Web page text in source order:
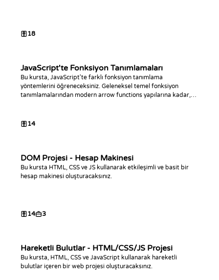
18
JavaScript'te Fonksiyon Tanımlamaları
Bu kursta, JavaScript'te farklı fonksiyon tanımlama
yöntemlerini öğreneceksiniz. Geleneksel temel fonksiyon
tanımlamalarından modern arrow functions yapılarına kadar,
14
DOM Projesi - Hesap Makinesi
Bu kursta HTML, CSS ve JS kullanarak etkileşimli ve basit bir
hesap makinesi oluşturacaksınız.
14 3
Hareketli Bulutlar - HTML/CSS/JS Projesi
Bu kursta, HTML, CSS ve JavaScript kullanarak hareketli
bulutlar içeren bir web projesi oluşturacaksınız.